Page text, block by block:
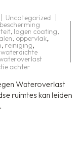
Uncategorized
bescherming
, lagen coating,
, oppervlak,
, reiniging,
waterdichte
achter
Waterdichte
Bekuiping
voor
Droge
Wateroverlast
ruimtes kan leiden